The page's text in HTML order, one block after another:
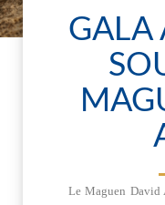
GALA
Le Maguen David